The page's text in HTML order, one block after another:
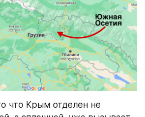
что Крым отделен не